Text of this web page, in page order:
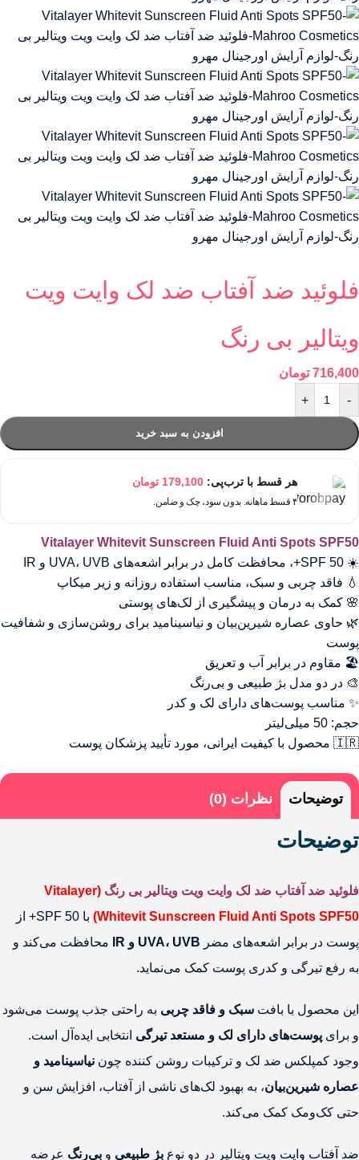
فلوئید ضد آفتاب ضد لک وایت ویت
ویتالیر بی رنگ
716,400 تومان
-
+
افزودن به سبد خرید
هر قسط با ترب‌پی: 179,100 تومان
۴ قسط ماهانه. بدون سود، چک و ضامن.
Vitalayer Whitevit Sunscreen Fluid Anti Spots SPF50
☀️ SPF 50+، محافظت کامل در برابر اشعه‌های UVA، UVB و IR
💧 فاقد چربی و سبک، مناسب استفاده روزانه و زیر میکاپ
🌸 کمک به درمان و پیشگیری از لک‌های پوستی
🌿 حاوی عصاره شیرین‌بیان و نیاسینامید برای روشن‌سازی و شفافیت
پوست
🏖 مقاوم در برابر آب و تعریق
🎨 در دو مدل بژ طبیعی و بی‌رنگ
✨ مناسب پوست‌های دارای لک و کدر
حجم: 50 میلی‌لیتر
🇮🇷 محصول با کیفیت ایرانی، مورد تأیید پزشکان پوست
توضیحات نظرات (0)
توضیحات
فلوئید ضد آفتاب ضد لک وایت ویت ویتالیر بی رنگ (Vitalayer
Whitevit Sunscreen Fluid Anti Spots SPF50)
با SPF 50+ از
پوست در برابر اشعه‌های مضر UVA، UVB و IR
محافظت می‌کند و
به رفع تیرگی و کدری پوست کمک می‌نماید.
این محصول با بافت سبک و فاقد چربی به راحتی جذب پوست می‌شود
و برای پوست‌های دارای لک و مستعد تیرگی انتخابی ایده‌آل است.
وجود کمپلکس ضد لک و ترکیبات روشن کننده‌ چون نیاسینامید و
عصاره شیرین‌بیان، به بهبود لک‌های ناشی از آفتاب، افزایش سن و
حتی کک‌ومک کمک می‌کند.
ضد آفتاب وایت ویت ویتالیر در دو نوع بژ طبیعی و بی‌رنگ عرضه